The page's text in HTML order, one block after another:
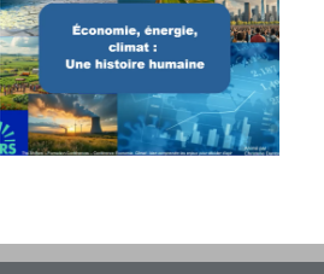
Conférence sur les énergies